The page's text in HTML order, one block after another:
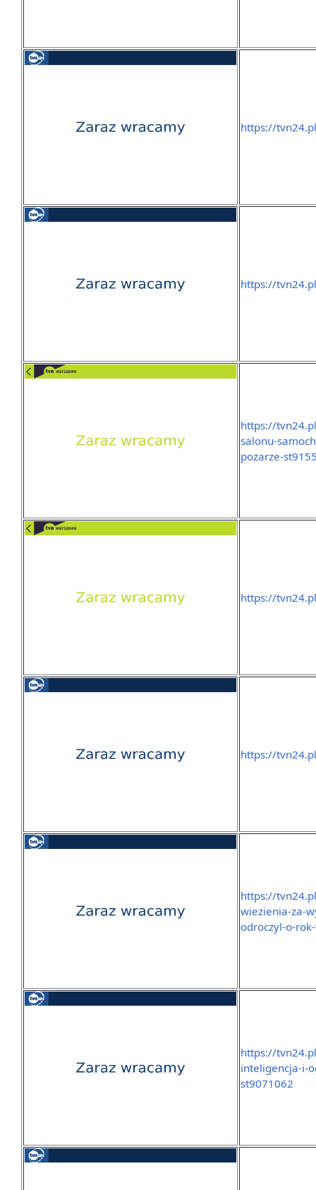
https://
https://
https://
salonu-
pozarze-
https://
https://
https://
wiezienia-za-
odroczyl-o-
https://
inteligencja-i-
st9071062